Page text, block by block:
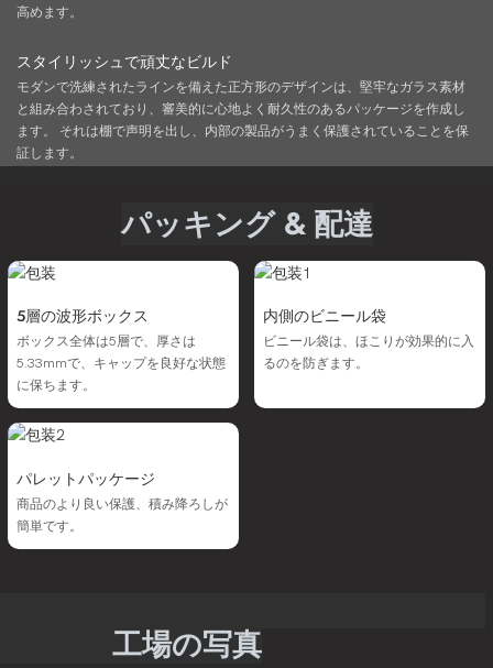
高めます。
スタイリッシュで頑丈なビルド
モダンで洗練されたラインを備えた正方形のデザインは、堅牢なガラス素材
と組み合わされており、審美的に心地よく耐久性のあるパッケージを作成し
ます。 それは棚で声明を出し、内部の製品がうまく保護されていることを保
証します。
パッキング & 配達
5層の波形ボックス
ボックス全体は5層で、厚さは
5.33mmで、キャップを良好な状態
に保ちます。
内側のビニール袋
ビニール袋は、ほこりが効果的に入
るのを防ぎます。
パレットパッケージ
商品のより良い保護、積み降ろしが
簡単です。
工場の写真